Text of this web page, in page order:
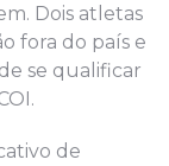
Dois atletas
fora do país e
se qualificar
de